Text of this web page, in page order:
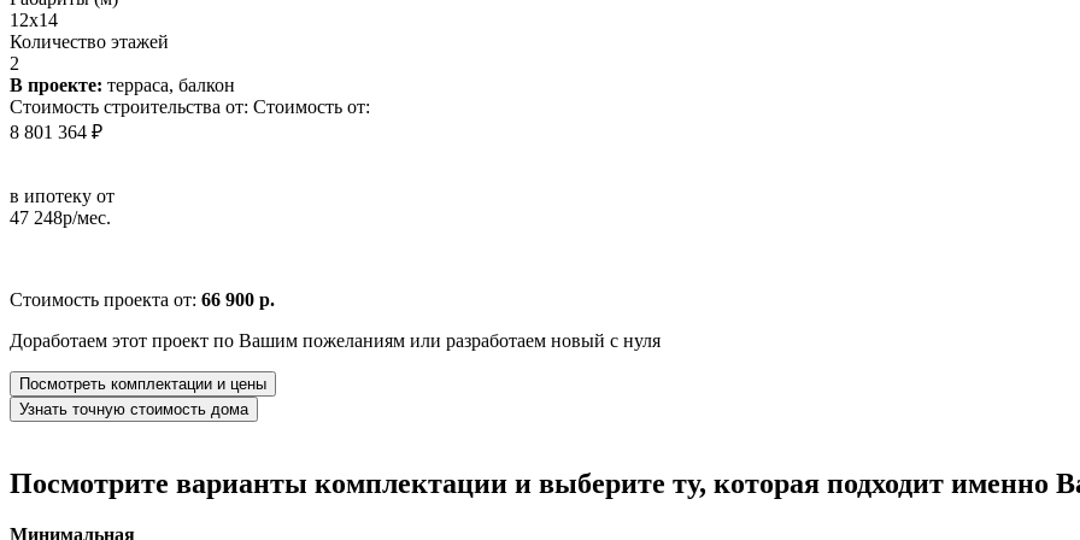
12x14
Количество этажей
2
В проекте: терраса, балкон
Стоимость строительства от: Стоимость от:
8 801 364 ₽
в ипотеку от
47 248р/мес.
Стоимость проекта от: 66 900 р.
Доработаем этот проект по Вашим пожеланиям или разработаем новый с нуля
Посмотреть комплектации и цены
Узнать точную стоимость дома
Посмотрите варианты комплектации и выберите ту, которая подходит именно
Минимальная